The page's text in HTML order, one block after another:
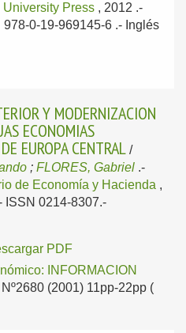
University Press , 2012 .-
0-19-969145-6 .- Inglés
Y MODERNIZACION
ECONOMIAS
EUROPA CENTRAL /
; FLORES, Gabriel .-
de Economía y Hacienda ,
ISSN 0214-8307.-
PDF
INFORMACION
Nº2680 (2001) 11pp-22pp (